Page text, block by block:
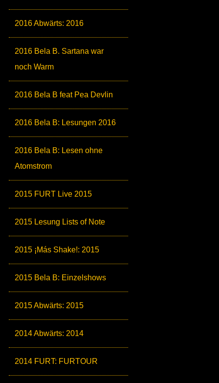
2016 Abwärts: 2016
2016 Bela B. Sartana war
noch Warm
2016 Bela B feat Pea Devlin
2016 Bela B: Lesungen 2016
2016 Bela B: Lesen ohne
Atomstrom
2015 FURT Live 2015
2015 Lesung Lists of Note
2015 ¡Más Shake!: 2015
2015 Bela B: Einzelshows
2015 Abwärts: 2015
2014 Abwärts: 2014
2014 FURT: FURTOUR